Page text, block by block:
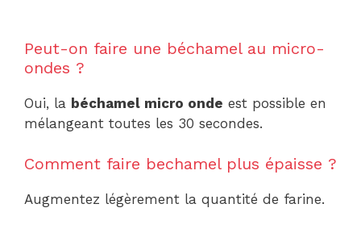
Peut-on faire une béchamel au micro-
ondes ?
Oui, la béchamel micro onde est possible en
mélangeant toutes les 30 secondes.
Comment faire bechamel plus épaisse ?
Augmentez légèrement la quantité de farine.